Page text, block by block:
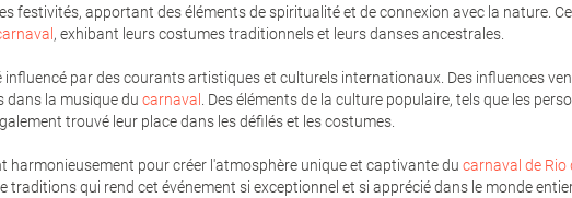
festivités, apportant des éléments de spiritualité et de connexion avec la nature.
, exhibant leurs costumes traditionnels et leurs danses ancestrales.
influencé par des courants artistiques et culturels internationaux. Des influences
dans la musique du carnaval
. Des éléments de la culture populaire, tels que les
trouvé leur place dans les défilés et les costumes.
harmonieusement pour créer l'atmosphère unique et captivante du carnaval de Rio
traditions qui rend cet événement si exceptionnel et si apprécié dans le monde